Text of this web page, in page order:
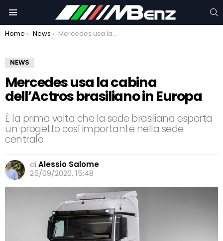
You are here:
Home News Mercedes usa la cabina dell’Actros brasiliano in Europa
NEWS
Mercedes usa la cabina
dell’Actros brasiliano in Europa
È la prima volta che la sede brasiliana esporta
un progetto così importante nella sede
centrale
di Alessio Salome
25/09/2020, 15:48